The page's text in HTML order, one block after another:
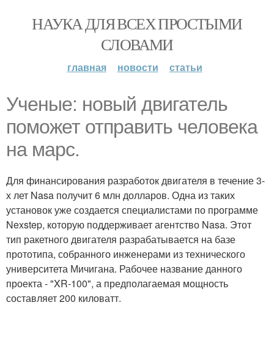
НАУКА ДЛЯ ВСЕХ ПРОСТЫМИ
СЛОВАМИ
главная новости статьи
Ученые: новый двигатель
поможет отправить человека
на марс.
Для финансирования разработок двигателя в течение 3-
х лет Nasa получит 6 млн долларов. Одна из таких
установок уже создается специалистами по программе
Nexstep, которую поддерживает агентство Nasa. Этот
тип ракетного двигателя разрабатывается на базе
прототипа, собранного инженерами из технического
университета Мичигана. Рабочее название данного
проекта - "XR-100", а предполагаемая мощность
составляет 200 киловатт.